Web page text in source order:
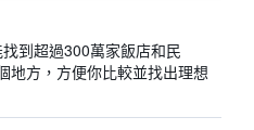
到超過300萬家飯店和民
地方，方便你比較並找出理想